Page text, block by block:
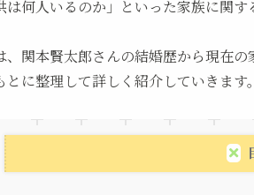
は何人いるのか」といった家族に関す
、関本賢太郎さんの結婚歴から現在の
に整理して詳しく紹介していきます。